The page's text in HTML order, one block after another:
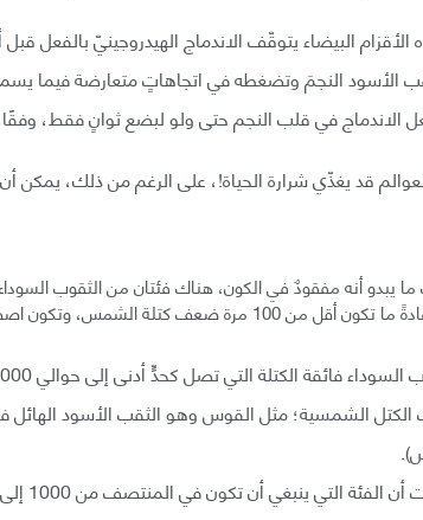
البيضاء يتوقّف الاندماج الهيدروجينيّ
الأسود النجمَ وتضغطه في اتجاهاتٍ متعارضة فيما
الاندماج في قلب النجم حتى ولو لبضع ثوانٍ فقط، وفقًا
قد يغذّي شرارة الحياة!، على الرغم من ذلك،
يبدو أنه مفقودٌ في الكون، هناك فئتان من الثقوب السوداء
مرة ضعف كتلة الشمس، وتكون اصطداماتها مسؤولة عن ملاحظات موجات الجاذبية.
التي ينبغي أن تكون في المنتصف من 1000 إلى 100000 كتلة شمسية بعيدةُ المنال.